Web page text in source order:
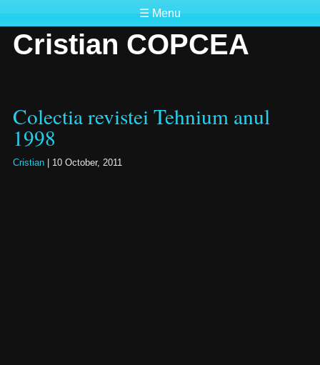
☰ Menu
Cristian COPCEA
Colectia revistei Tehnium anul
1998
Cristian 10 October, 2011